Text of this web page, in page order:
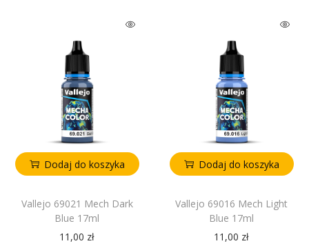
Dodaj do koszyka
Vallejo 69021 Mech Dark
Blue 17ml
11,00 zł
Dodaj do koszyka
Vallejo 69016 Mech Light
Blue 17ml
11,00 zł